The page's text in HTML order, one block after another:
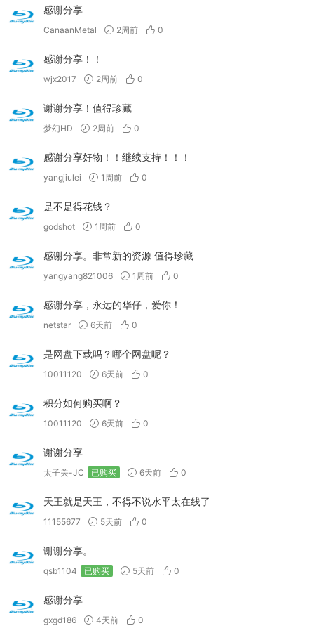
感谢分享
CanaanMetal 2周前 0
感谢分享！！
wjx2017 2周前 0
谢谢分享！值得珍藏
梦幻HD 2周前 0
感谢分享好物！！继续支持！！！
yangjiulei 1周前 0
是不是得花钱？
godshot 1周前 0
感谢分享。非常新的资源 值得珍藏
yangyang821006 1周前 0
感谢分享，永远的华仔，爱你！
netstar 6天前 0
是网盘下载吗？哪个网盘呢？
10011120 6天前 0
积分如何购买啊？
10011120 6天前 0
谢谢分享
太子关-JC 已购买 6天前 0
天王就是天王，不得不说水平太在线了
11155677 5天前 0
谢谢分享。
qsb1104 已购买 5天前 0
感谢分享
gxgd186 4天前 0